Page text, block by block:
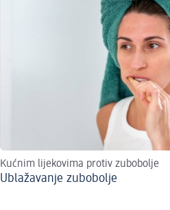
Kućnim lijekovima protiv zubobolje
Ublažavanje zubobolje